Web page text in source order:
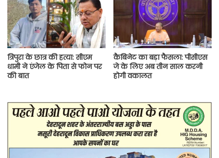
त्रिपुरा के छात्र की हत्या: सीएम
धामी ने एंजेल के पिता से फोन पर
की बात
कैबिनेट का बड़ा फैसला: पीसीएस
जे के लिए अब तीन साल करनी
होगी वकालत